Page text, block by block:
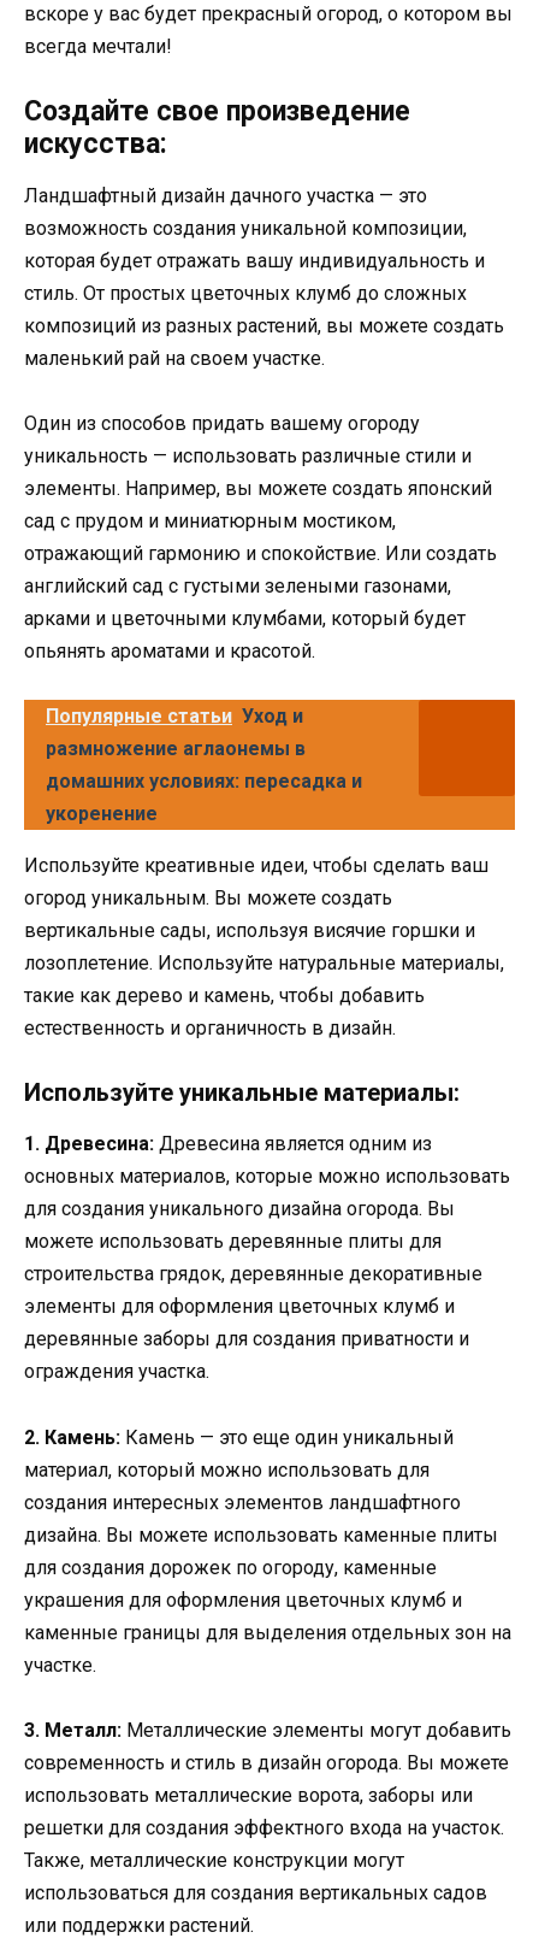
вскоре у вас будет прекрасный огород, о котором вы
всегда мечтали!
Создайте свое произведение
искусства:
Ландшафтный дизайн дачного участка — это
возможность создания уникальной композиции,
которая будет отражать вашу индивидуальность и
стиль. От простых цветочных клумб до сложных
композиций из разных растений, вы можете создать
маленький рай на своем участке.
Один из способов придать вашему огороду
уникальность — использовать различные стили и
элементы. Например, вы можете создать японский
сад с прудом и миниатюрным мостиком,
отражающий гармонию и спокойствие. Или создать
английский сад с густыми зелеными газонами,
арками и цветочными клумбами, который будет
опьянять ароматами и красотой.
Популярные статьи Уход и
размножение аглаонемы в
домашних условиях: пересадка и
укоренение
Используйте креативные идеи, чтобы сделать ваш
огород уникальным. Вы можете создать
вертикальные сады, используя висячие горшки и
лозоплетение. Используйте натуральные материалы,
такие как дерево и камень, чтобы добавить
естественность и органичность в дизайн.
Используйте уникальные материалы:
1. Древесина: Древесина является одним из
основных материалов, которые можно использовать
для создания уникального дизайна огорода. Вы
можете использовать деревянные плиты для
строительства грядок, деревянные декоративные
элементы для оформления цветочных клумб и
деревянные заборы для создания приватности и
ограждения участка.
2. Камень: Камень — это еще один уникальный
материал, который можно использовать для
создания интересных элементов ландшафтного
дизайна. Вы можете использовать каменные плиты
для создания дорожек по огороду, каменные
украшения для оформления цветочных клумб и
каменные границы для выделения отдельных зон на
участке.
3. Металл: Металлические элементы могут добавить
современность и стиль в дизайн огорода. Вы можете
использовать металлические ворота, заборы или
решетки для создания эффектного входа на участок.
Также, металлические конструкции могут
использоваться для создания вертикальных садов
или поддержки растений.